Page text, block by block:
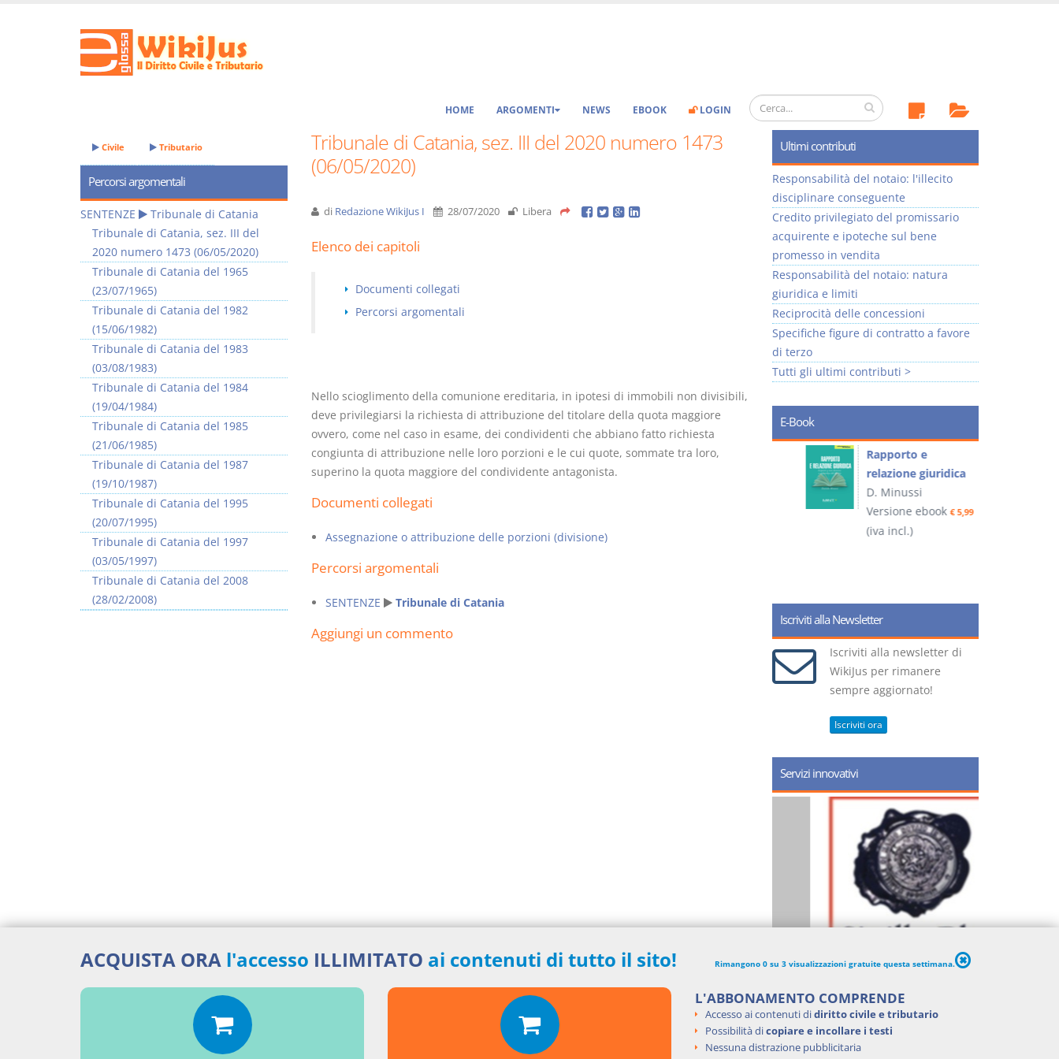
HOME ARGOMENTI NEWS EBOOK LOGIN
Tribunale di Catania, sez. III del 2020 numero 1473
(06/05/2020)
di Redazione WikiJus I 28/07/2020 Libera
Elenco dei capitoli
Documenti collegati
Percorsi argomentali
Nello scioglimento della comunione ereditaria, in ipotesi di immobili non divisibili,
deve privilegiarsi la richiesta di attribuzione del titolare della quota maggiore
ovvero, come nel caso in esame, dei condividenti che abbiano fatto richiesta
congiunta di attribuzione nelle loro porzioni e le cui quote, sommate tra loro,
superino la quota maggiore del condividente antagonista.
Documenti collegati
Assegnazione o attribuzione delle porzioni (divisione)
Percorsi argomentali
SENTENZE Tribunale di Catania
Aggiungi un commento
Civile Tributario
Percorsi argomentali
SENTENZE
Tribunale di Catania
Tribunale di Catania, sez. III del
2020 numero 1473 (06/05/2020)
Tribunale di Catania del 1965
(23/07/1965)
Tribunale di Catania del 1982
(15/06/1982)
Tribunale di Catania del 1983
(03/08/1983)
Tribunale di Catania del 1984
(19/04/1984)
Tribunale di Catania del 1985
(21/06/1985)
Tribunale di Catania del 1987
(19/10/1987)
Tribunale di Catania del 1995
(20/07/1995)
Tribunale di Catania del 1997
(03/05/1997)
Tribunale di Catania del 2008
(28/02/2008)
Ultimi contributi
Responsabilità del notaio: l'illecito
disciplinare conseguente
Credito privilegiato del promissario
acquirente e ipoteche sul bene
promesso in vendita
Responsabilità del notaio: natura
giuridica e limiti
Reciprocità delle concessioni
Specifiche figure di contratto a favore
di terzo
Tutti gli ultimi contributi >
E-Book
I Vincoli Preliminari
D. Minussi
Versione ebook
(iva incl.)
Usufrutto Uso e
Abitazione
(iva incl.)
Prescrizione e
Rapporto e
relazione giuridica
D. Minussi
Versione ebook€ 5,99
(iva incl.)
Iscriviti alla Newsletter
Iscriviti alla newsletter di
WikiJus per rimanere
sempre aggiornato!
Iscriviti ora
Servizi innovativi
ACQUISTA ORA l'accesso ILLIMITATO ai contenuti di tutto il sito! Rimangono 0 su 3 visualizzazioni gratuite questa settimana.
L'ABBONAMENTO COMPRENDE
Accesso ai contenuti didiritto civile e tributario
Possibilità dicopiare e incollare i testi
Nessuna distrazione pubblicitaria